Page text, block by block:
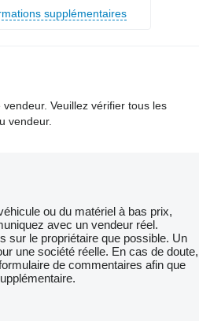
supplémentaires
Veuillez vérifier tous les
vendeur.
ou du matériel à bas prix,
avec un vendeur réel.
sur le propriétaire que possible. Un
une société réelle. En cas de doute,
de commentaires afin que